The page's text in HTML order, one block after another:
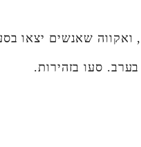
שאנשים יצאו
סעו בזהירות.